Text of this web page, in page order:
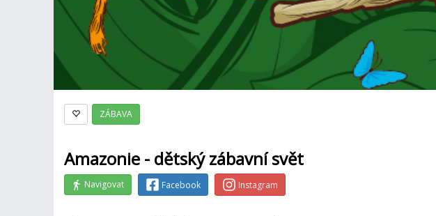
ZÁBAVA
Amazonie - dětský zábavní svět
Navigovat Facebook Instagram